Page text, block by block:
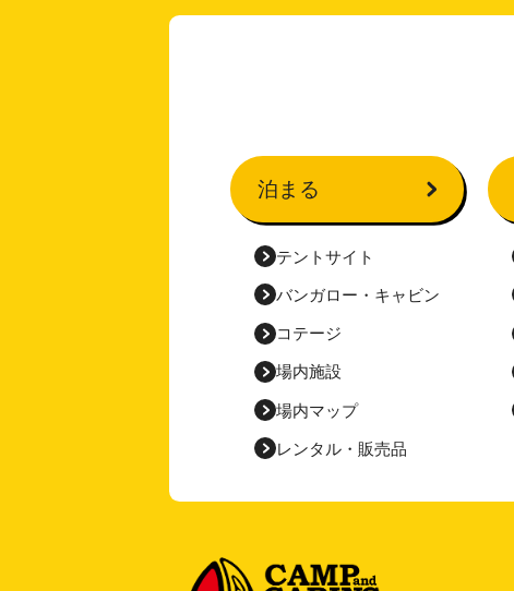
泊まる
テントサイト
バンガロー・ キャビン
コテージ
場内施設
場内マップ
レンタル・販売品